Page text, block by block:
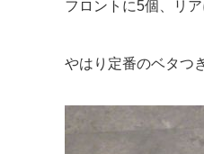
フロントに5個、リ
やはり定番のベタつ